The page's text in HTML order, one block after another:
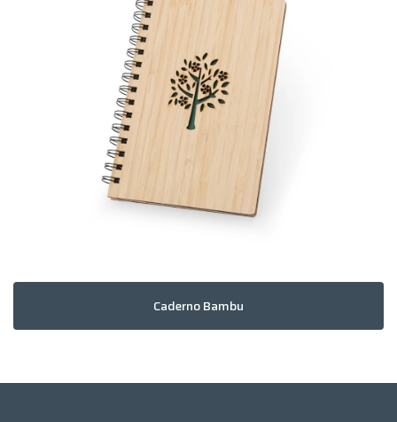
Caderno Bambu